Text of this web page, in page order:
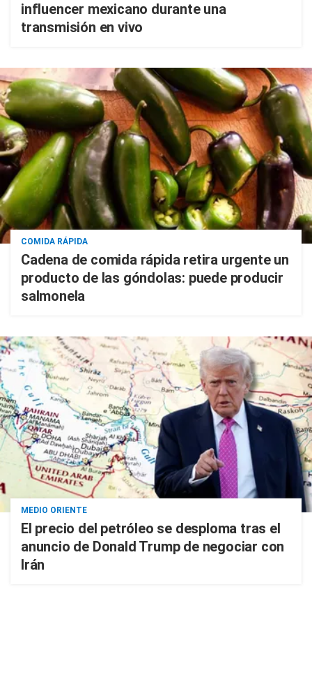
influencer mexicano durante una
transmisión en vivo
COMIDA RÁPIDA
Cadena de comida rápida retira urgente un
producto de las góndolas: puede producir
salmonela
MEDIO ORIENTE
El precio del petróleo se desploma tras el
anuncio de Donald Trump de negociar con
Irán